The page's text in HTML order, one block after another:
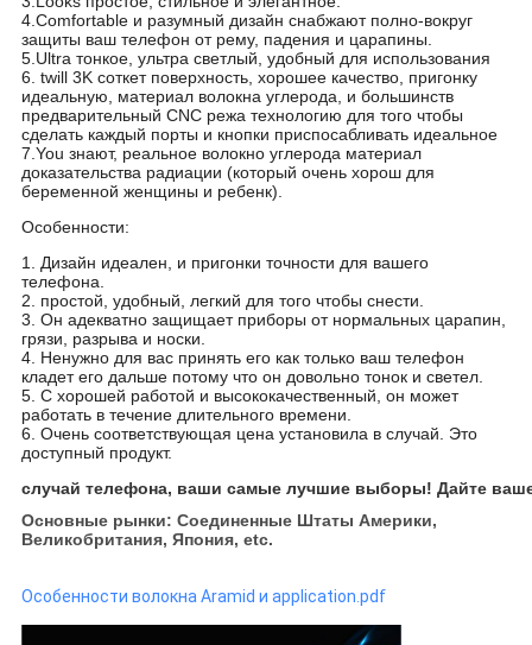
4.Comfortable и разумный дизайн снабжают полно-вокруг
защиты ваш телефон от рему, падения и царапины.
5.Ultra тонкое, ультра светлый, удобный для использования
6. twill 3K соткет поверхность, хорошее качество, пригонку
идеальную, материал волокна углерода, и большинств
предварительный CNC режа технологию для того чтобы
сделать каждый порты и кнопки приспосабливать идеальное
7.You знают, реальное волокно углерода материал
доказательства радиации (который очень хорош для
беременной женщины и ребенк).
Особенности:
1. Дизайн идеален, и пригонки точности для вашего
телефона.
2. простой, удобный, легкий для того чтобы снести.
3. Он адекватно защищает приборы от нормальных царапин,
грязи, разрыва и носки.
4. Ненужно для вас принять его как только ваш телефон
кладет его дальше потому что он довольно тонок и светел.
5. С хорошей работой и высококачественный, он может
работать в течение длительного времени.
6. Очень соответствующая цена установила в случай. Это
доступный продукт.
случай телефона, ваши самые лучшие выборы! Дайте
Основные рынки: Соединенные Штаты Америки,
Великобритания, Япония, etc.
Особенности волокна Aramid и application.pdf